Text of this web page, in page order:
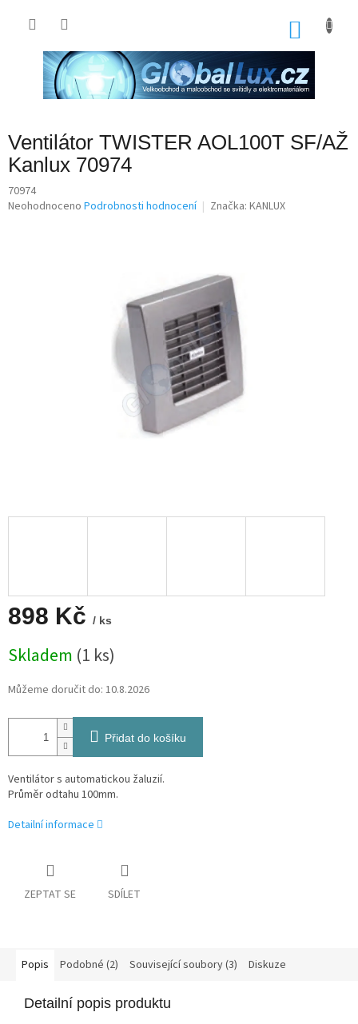
Ventilátor TWISTER AOL100T SF/AŽ
Kanlux 70974
70974
Průměrné
Neohodnoceno Podrobnosti hodnocení Značka: KANLUX
898 Kč / ks
cena:
Skladem (1 ks)
Můžeme doručit do: 10.8.2026
Přidat do košíku
Ventilátor s automatickou žaluzií.
Průměr odtahu 100mm.
Detailní informace
ZEPTAT SE SDÍLET
Popis Podobné (2) Související soubory (3) Diskuze
Detailní popis produktu